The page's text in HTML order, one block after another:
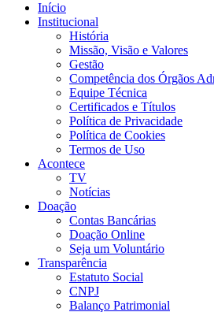
Início
Institucional
História
Missão, Visão e Valores
Gestão
Competência dos Órgãos
Equipe Técnica
Certificados e Títulos
Política de Privacidade
Política de Cookies
Termos de Uso
Acontece
TV
Notícias
Doação
Contas Bancárias
Doação Online
Seja um Voluntário
Transparência
Estatuto Social
CNPJ
Balanço Patrimonial